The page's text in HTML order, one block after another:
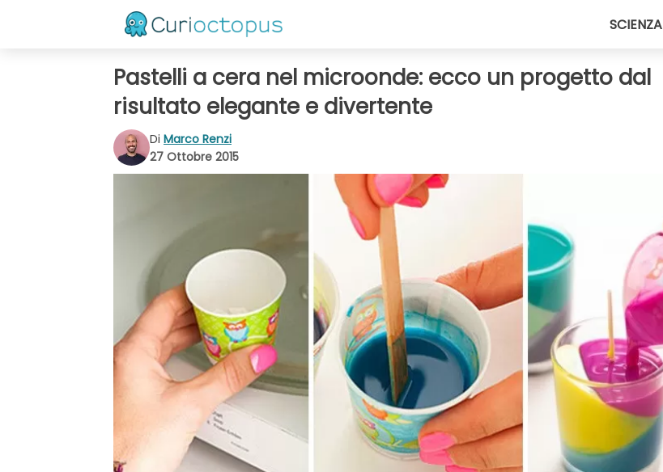
SCIENZA
Pastelli a cera nel microonde: ecco un progetto dal
risultato elegante e divertente
Di Marco Renzi
27 Ottobre 2015